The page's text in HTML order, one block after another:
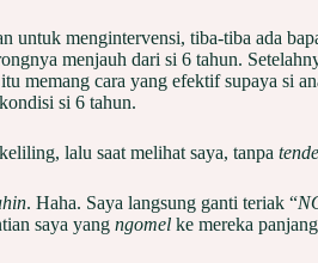
untuk mengintervensi, tiba-tiba ada
menjauh dari si 6 tahun.
memang cara yang efektif supaya si
si 6 tahun.
lalu saat melihat saya, tanpa
. Haha. Saya langsung ganti teriak “
saya yang ngomel ke mereka